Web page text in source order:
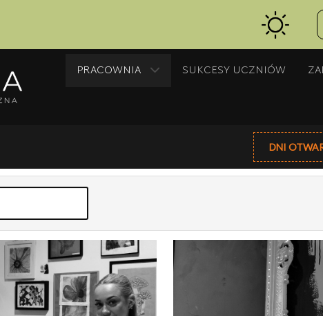
PRACOWNIA SUKCESY UCZNIÓW
DNI